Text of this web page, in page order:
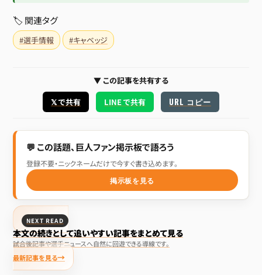
🏷 関連タグ
#選手情報 #キャベッジ
▼ この記事を共有する
𝕏 で共有
LINE で共有 URL コピー
💬 この話題、巨人ファン掲示板で語ろう
登録不要・ニックネームだけで今すぐ書き込めます。
掲示板を見る
NEXT READ
本文の続きとして追いやすい記事をまとめて見る
試合後記事や選手ニュースへ自然に回遊できる導線です。
最新記事を見る